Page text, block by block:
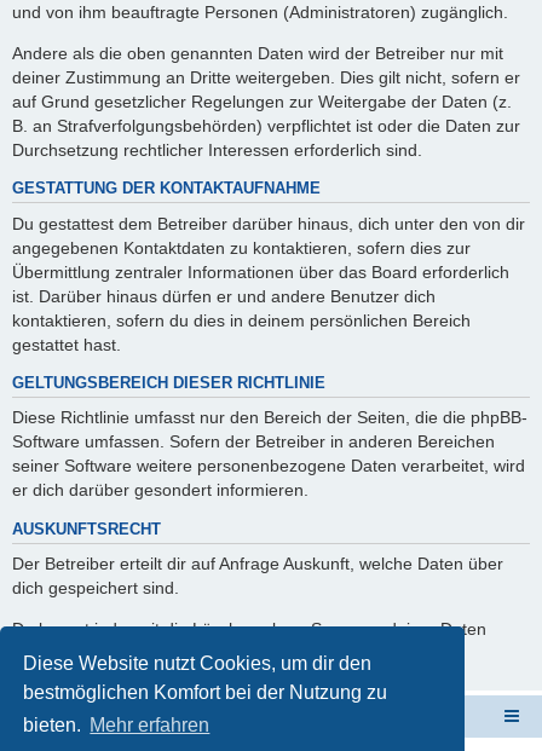
Diese Website nutzt Cookies, um dir den
bestmöglichen Komfort bei der Nutzung zu
bieten. Mehr erfahren
und von ihm beauftragte Personen (Administratoren) zugänglich.
Andere als die oben genannten Daten wird der Betreiber nur mit
deiner Zustimmung an Dritte weitergeben. Dies gilt nicht, sofern er
auf Grund gesetzlicher Regelungen zur Weitergabe der Daten (z.
B. an Strafverfolgungsbehörden) verpflichtet ist oder die Daten zur
Durchsetzung rechtlicher Interessen erforderlich sind.
GESTATTUNG DER KONTAKTAUFNAHME
Du gestattest dem Betreiber darüber hinaus, dich unter den von dir
angegebenen Kontaktdaten zu kontaktieren, sofern dies zur
Übermittlung zentraler Informationen über das Board erforderlich
ist. Darüber hinaus dürfen er und andere Benutzer dich
kontaktieren, sofern du dies in deinem persönlichen Bereich
gestattet hast.
GELTUNGSBEREICH DIESER RICHTLINIE
Diese Richtlinie umfasst nur den Bereich der Seiten, die die phpBB-
Software umfassen. Sofern der Betreiber in anderen Bereichen
seiner Software weitere personenbezogene Daten verarbeitet, wird
er dich darüber gesondert informieren.
AUSKUNFTSRECHT
Der Betreiber erteilt dir auf Anfrage Auskunft, welche Daten über
dich gespeichert sind.
Du kannst jederzeit die Löschung bzw. Sperrung deiner Daten
verlangen. Kontaktiere hierzu bitte den Betreiber.
ElabNET Technik Forum